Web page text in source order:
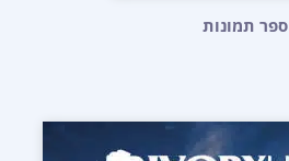
ספר תמונות